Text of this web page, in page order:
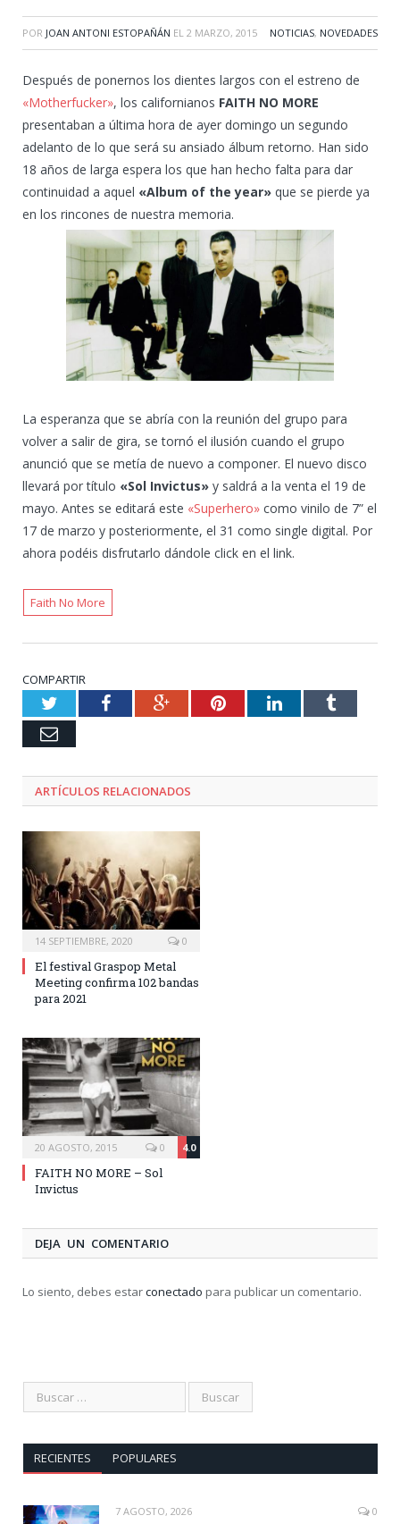
POR JOAN ANTONI ESTOPAÑÁN EL 2 MARZO, 2015 NOTICIAS, NOVEDADES
Después de ponernos los dientes largos con el estreno de
«Motherfucker», los californianos FAITH NO MORE
presentaban a última hora de ayer domingo un segundo
adelanto de lo que será su ansiado álbum retorno. Han sido
18 años de larga espera los que han hecho falta para dar
continuidad a aquel «Album of the year» que se pierde ya
en los rincones de nuestra memoria.
La esperanza que se abría con la reunión del grupo para
volver a salir de gira, se tornó el ilusión cuando el grupo
anunció que se metía de nuevo a componer. El nuevo disco
llevará por título «Sol Invictus» y saldrá a la venta el 19 de
mayo. Antes se editará este «Superhero» como vinilo de 7” el
17 de marzo y posteriormente, el 31 como single digital. Por
ahora podéis disfrutarlo dándole click en el link.
Faith No More
COMPARTIR
TwitterFacebookGoogle+PinterestLinkedInTumblr
Email
ARTÍCULOS RELACIONADOS
14 SEPTIEMBRE, 2020 0
El festival Graspop Metal
Meeting confirma 102 bandas
para 2021
20 AGOSTO, 2015 4.0
0
FAITH NO MORE – Sol
Invictus
DEJA UN COMENTARIO
Lo siento, debes estarconectado para publicar un comentario.
RECIENTES POPULARES
7 AGOSTO, 2026 0